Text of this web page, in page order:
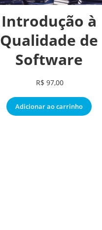
Introdução à
Qualidade de
Software
R$ 97,00
Adicionar ao carrinho